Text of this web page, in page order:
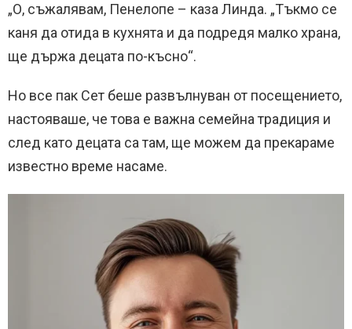
„О, съжалявам, Пенелопе – каза Линда. „Тъкмо се
каня да отида в кухнята и да подредя малко храна,
ще държа децата по-късно“.
Но все пак Сет беше развълнуван от посещението,
настояваше, че това е важна семейна традиция и
след като децата са там, ще можем да прекараме
известно време насаме.